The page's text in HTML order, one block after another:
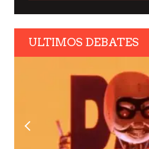
ULTIMOS DEBATES